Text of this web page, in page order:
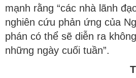
mạnh rằng “các nhà lãnh
nghiên cứu phản ứng của
phán có thể sẽ diễn ra
những ngày cuối tuần”.